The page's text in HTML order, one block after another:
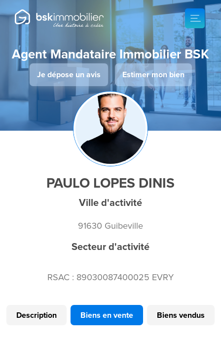
Agent Mandataire Immobilier BSK
Je dépose un avis Estimer mon bien
PAULO LOPES DINIS
Ville d'activité
91630 Guibeville
Secteur d'activité
RSAC : 89030087400025 EVRY
Description Biens en vente Biens vendus